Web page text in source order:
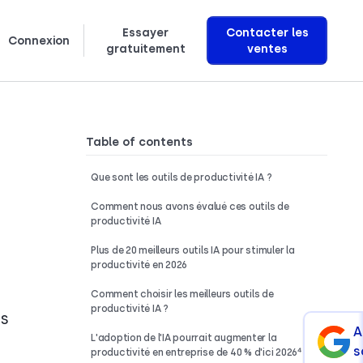
Connexion
Essayer
gratuitement
Contacter les
ventes
Table of contents
Que sont les outils de productivité IA ?
Comment nous avons évalué ces outils de
productivité IA
Plus de 20 meilleurs outils IA pour stimuler la
productivité en 2026
Comment choisir les meilleurs outils de
productivité IA ?
L'adoption de l'IA pourrait augmenter la
productivité en entreprise de 40 % d'ici 2026⁴